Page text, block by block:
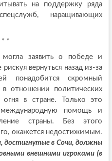
на поддержку ряда
наращивающих
* *
заявить о победе и
вернуться назад из-за
понадобится скромный
отношении политических
в стране. Только это
международную помощь и
страны. Без этого
окажется недостижимым.
достигнутые в Сочи, должны
внешними игроками (в